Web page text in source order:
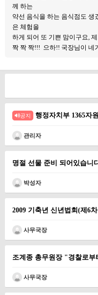
께 하는
약선 음식을 하는 음식점도 생
은 체험을
하게 되어 또 기쁜 맘이구요,
짝 짝 짝!!! 으하!! 국장님이 네
공지 행정자치부 1365자
관리자
명절 선물 준비 되어있습니
박성자
2009 기축년 신년법회(제6
사무국장
조계종 총무원장 "경찰로부
사무국장